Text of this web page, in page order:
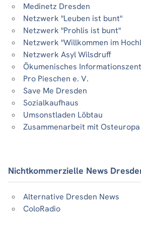
Medinetz Dresden
Netzwerk "Leuben ist bunt"
Netzwerk "Prohlis ist bunt"
Netzwerk "Willkommen im
Netzwerk Asyl Wilsdruff
Ökumenisches
Pro Pieschen e. V.
Save Me Dresden
Sozialkaufhaus
Umsonstladen Löbtau
Zusammenarbeit mit Osteuropa
Nichtkommerzielle News
Alternative Dresden News
ColoRadio